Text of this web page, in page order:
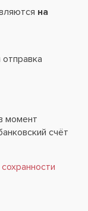
на
момент
счёт